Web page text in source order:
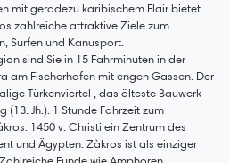
mit geradezu karibischem Flair bietet
zahlreiche attraktive Ziele zum
Surfen und Kanusport.
sind Sie in 15 Fahrminuten in der
am Fischerhafen mit engen Gassen. Der
Türkenviertel , das älteste Bauwerk
Jh.). 1 Stunde Fahrzeit zum
1450 v. Christi ein Zentrum des
und Ägypten. Zàkros ist als einziger